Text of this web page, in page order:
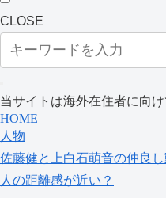
CLOSE
当サイトは海外在住者に向け
HOME
人物
佐藤健と上白石萌音の仲良
人の距離感が近い？